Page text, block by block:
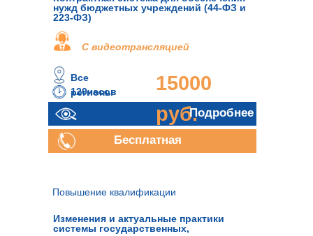
Изменения и актуальные практики
системы государственных,
Повышение квалификации
нужд бюджетных учреждений (44-ФЗ и
223-ФЗ)
120часов
15000
руб.
Все
регионы
Подробнее
Бесплатная
С видеотрансляцией